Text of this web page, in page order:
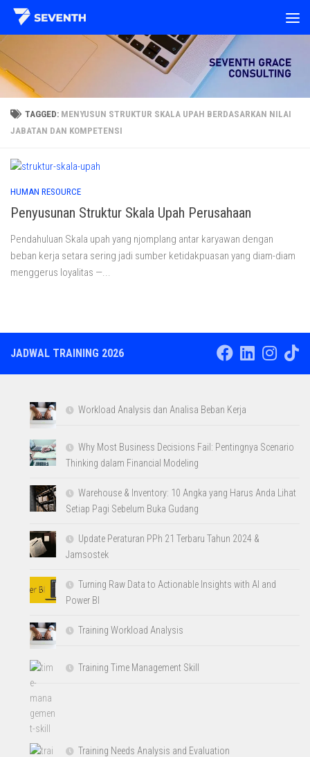
Skip to content
TAGGED: MENYUSUN STRUKTUR SKALA UPAH BERDASARKAN NILAI
JABATAN DAN KOMPETENSI
HUMAN RESOURCE
Penyusunan Struktur Skala Upah Perusahaan
Pendahuluan Skala upah yang njomplang antar karyawan dengan
beban kerja setara sering jadi sumber ketidakpuasan yang diam-diam
menggerus loyalitas —...
JADWAL TRAINING 2026
Workload Analysis dan Analisa Beban Kerja
Why Most Business Decisions Fail: Pentingnya Scenario
Thinking dalam Financial Modeling
Warehouse & Inventory: 10 Angka yang Harus Anda Lihat
Setiap Pagi Sebelum Buka Gudang
Update Peraturan PPh 21 Terbaru Tahun 2024 &
Jamsostek
Turning Raw Data to Actionable Insights with AI and
Power BI
Training Workload Analysis
Training Time Management Skill
Training Needs Analysis and Evaluation